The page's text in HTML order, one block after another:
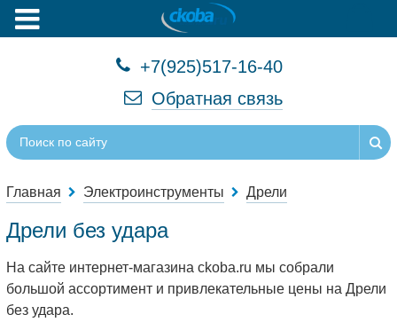
+7(925)517-16-40
Обратная связь
Главная Электроинструменты Дрели
Дрели без удара
На сайте интернет-магазина ckoba.ru мы собрали
большой ассортимент и привлекательные цены на Дрели
без удара.